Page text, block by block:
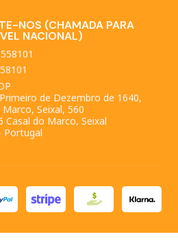
NOS (CHAMADA PARA
NACIONAL)
de Dezembro de 1640,
Seixal, 560
Casal do Marco, Seixal
Portugal